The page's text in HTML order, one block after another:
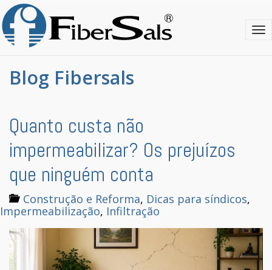
k
i
T
Blog Fibersals
Quanto custa não
impermeabilizar? Os prejuízos
que ninguém conta
Construção e Reforma, Dicas para síndicos,
Impermeabilização, Infiltração